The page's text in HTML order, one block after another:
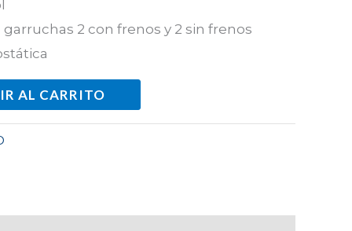
2 con frenos y 2 sin frenos
AL CARRITO